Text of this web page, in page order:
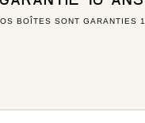
BOÎTES SONT GARANTIES